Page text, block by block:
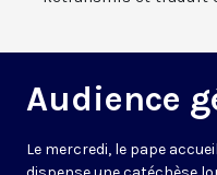
Audience
Le mercredi, le pape